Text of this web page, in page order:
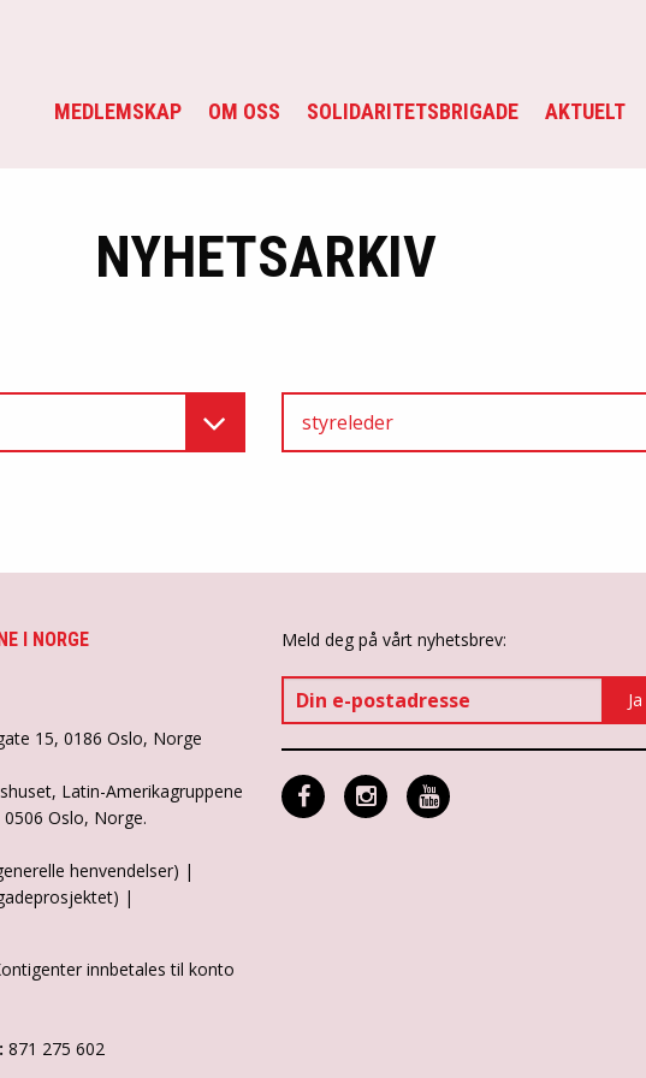
MEDLEMSKAP OM OSS SOLIDARITETSBRIGADE AKTUELT
NYHETSARKIV
styreleder
I NORGE
15, 0186 Oslo, Norge
Latin-Amerikagruppene
Oslo, Norge.
henvendelser) |
|
innbetales til konto
871 275 602
Meld deg på vårt nyhetsbrev: